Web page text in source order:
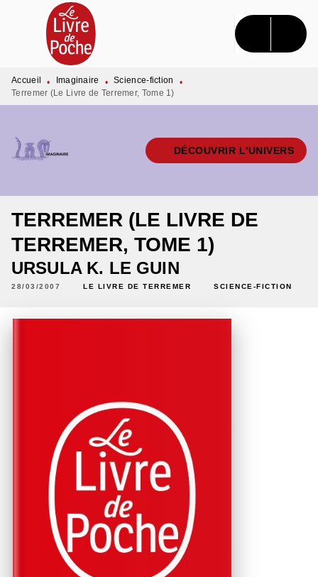
MENU RECHERCHE CONTENU
PIED DE PAGE
Accueil • Imaginaire • Science-fiction
•
Terremer (Le Livre de Terremer, Tome 1)
DÉCOUVRIR L'UNIVERS
TERREMER (LE LIVRE DE
TERREMER, TOME 1)
URSULA K. LE GUIN
28/03/2007 LE LIVRE DE TERREMER SCIENCE-FICTION